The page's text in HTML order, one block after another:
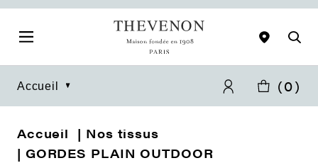
Accueil (0)
Accueil
Nos tissus
GORDES PLAIN OUTDOOR